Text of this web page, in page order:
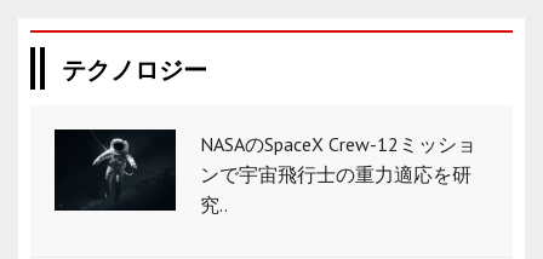
テクノロジー
NASAのSpaceX Crew-12ミッショ
ンで宇宙飛行士の重力適応を研
究..